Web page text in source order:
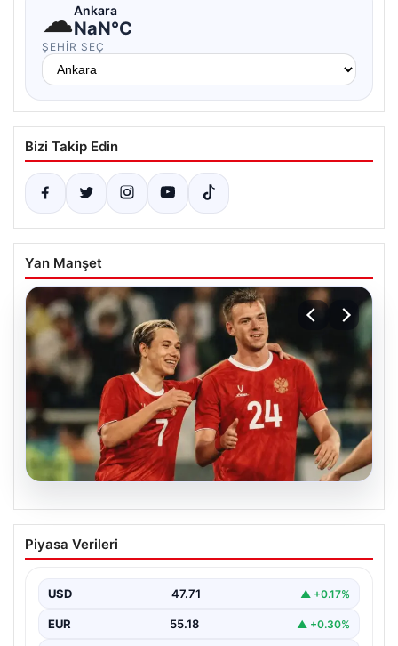
☁Ankara
NaN°C
ŞEHIR SEÇ
Bizi Takip Edin
Yan Manşet
05.08.2026
Aleksey Batrakov’dan Galatasaray
İddialarına Yöneşli Yanıt!
genç futbolcu Aleksey Batrakov, adı Galatasaray ile…
Piyasa Verileri
USD 47.71 ▲ +0.17%
EUR 55.18 ▲ +0.30%